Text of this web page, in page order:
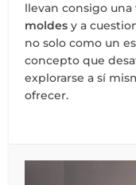
llevan consigo
moldes y a
no solo como un
concepto que
explorarse a sí
ofrecer.